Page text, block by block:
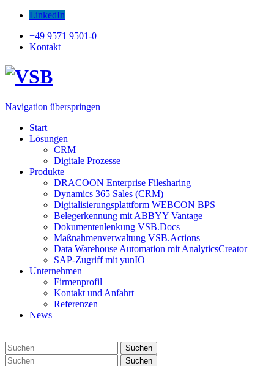
LinkedIn
+49 9571 9501-0
Kontakt
Navigation überspringen
Start
Lösungen
CRM
Digitale Prozesse
Produkte
DRACOON Enterprise Filesharing
Dynamics 365 Sales (CRM)
Digitalisierungsplattform WEBCON BPS
Belegerkennung mit ABBYY Vantage
Dokumentenlenkung VSB.Docs
Maßnahmenverwaltung VSB.Actions
Data Warehouse Automation mit AnalyticsCreator
SAP-Zugriff mit yunIO
Unternehmen
Firmenprofil
Kontakt und Anfahrt
Referenzen
News
Suchen
Suchen